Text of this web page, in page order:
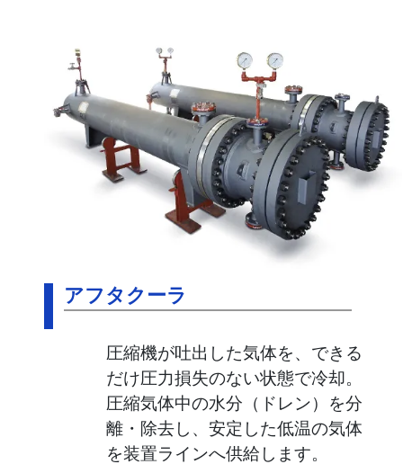
アフタクーラ
圧縮機が吐出した気体を、できる
だけ圧力損失のない状態で冷却。
圧縮気体中の水分（ドレン）を分
離・除去し、安定した低温の気体
を装置ラインへ供給します。